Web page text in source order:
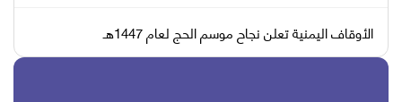
الأوقاف اليمنية تعلن نجاح موسم الحج لعام 1447هـ